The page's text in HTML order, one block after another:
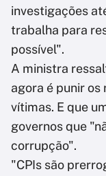
investigações
trabalha para
possível".
A ministra
agora é punir os
vítimas. E que
governos que
corrupção".
"CPIs são